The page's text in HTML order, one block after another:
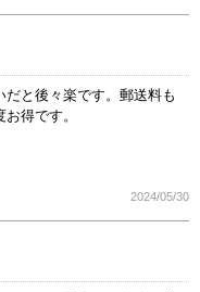
と後々楽です。郵送料も
得です。
2024/05/30